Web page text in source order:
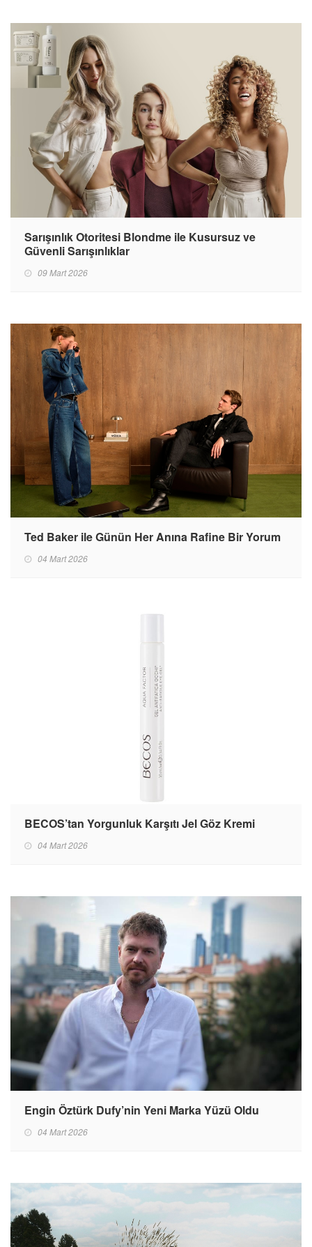
Sarışınlık Otoritesi Blondme ile Kusursuz ve
Güvenli Sarışınlıklar
09 Mart 2026
Ted Baker ile Günün Her Anına Rafine Bir Yorum
04 Mart 2026
BECOS’tan Yorgunluk Karşıtı Jel Göz Kremi
04 Mart 2026
Engin Öztürk Dufy’nin Yeni Marka Yüzü Oldu
04 Mart 2026